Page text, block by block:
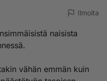
Ilmoita
naisista
vähän emmän kuin